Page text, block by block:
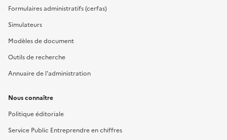
Formulaires administratifs (cerfas)
Simulateurs
Modèles de document
Outils de recherche
Annuaire de l'administration
Nous connaître
Politique éditoriale
Service Public Entreprendre en chiffres